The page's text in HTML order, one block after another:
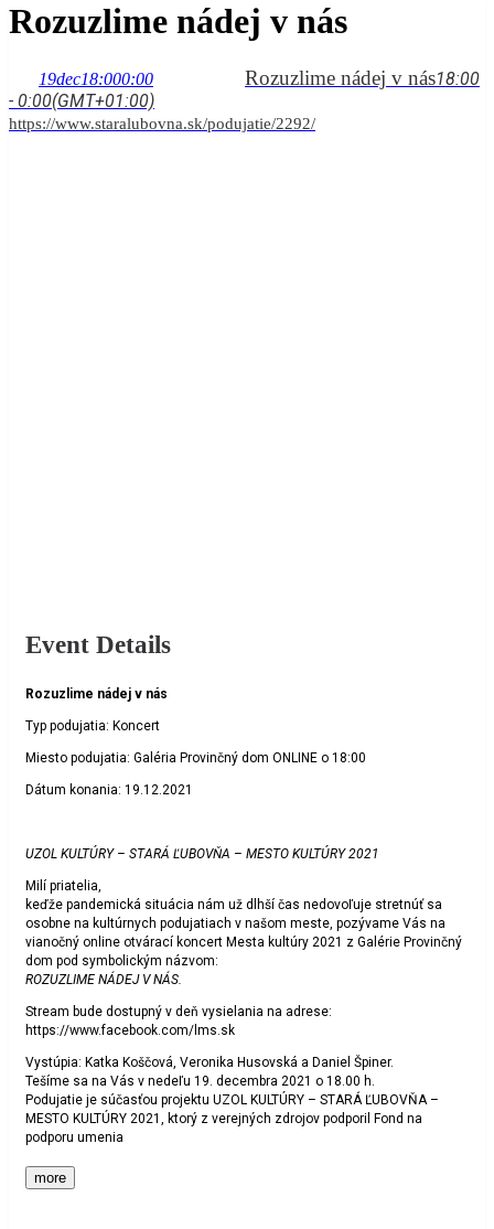
Rozuzlime nádej v nás
19dec18:000:00 Rozuzlime nádej v nás18:00
- 0:00(GMT+01:00)
https://www.staralubovna.sk/podujatie/2292/
Event Details
Rozuzlime nádej v nás
Typ podujatia: Koncert
Miesto podujatia: Galéria Provinčný dom ONLINE o 18:00
Dátum konania: 19.12.2021
UZOL KULTÚRY – STARÁ ĽUBOVŇA – MESTO KULTÚRY 2021
Milí priatelia,
keďže pandemická situácia nám už dlhší čas nedovoľuje stretnúť sa
osobne na kultúrnych podujatiach v našom meste, pozývame Vás na
vianočný online otvárací koncert Mesta kultúry 2021 z Galérie Provinčný
dom pod symbolickým názvom:
ROZUZLIME NÁDEJ V NÁS.
Stream bude dostupný v deň vysielania na adrese:
https://www.facebook.com/lms.sk
Vystúpia: Katka Koščová, Veronika Husovská a Daniel Špiner.
Tešíme sa na Vás v nedeľu 19. decembra 2021 o 18.00 h.
Podujatie je súčasťou projektu UZOL KULTÚRY – STARÁ ĽUBOVŇA –
MESTO KULTÚRY 2021, ktorý z verejných zdrojov podporil Fond na
podporu umenia
more